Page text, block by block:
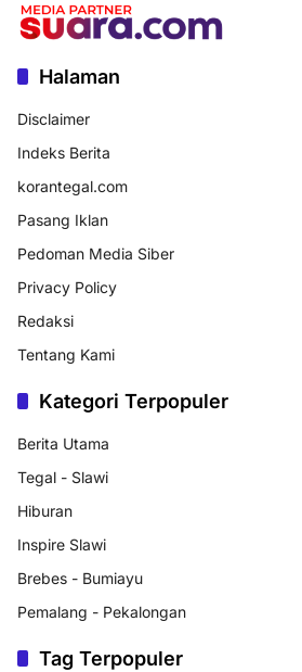
Halaman
Disclaimer
Indeks Berita
korantegal.com
Pasang Iklan
Pedoman Media Siber
Privacy Policy
Redaksi
Tentang Kami
Kategori Terpopuler
Berita Utama
Tegal - Slawi
Hiburan
Inspire Slawi
Brebes - Bumiayu
Pemalang - Pekalongan
Tag Terpopuler